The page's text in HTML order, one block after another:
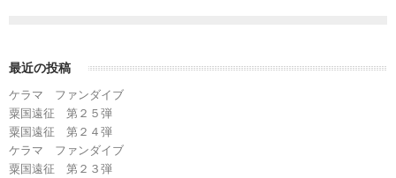
最近の投稿
ケラマ ファンダイブ
粟国遠征 第２５弾
粟国遠征 第２４弾
ケラマ ファンダイブ
粟国遠征 第２３弾